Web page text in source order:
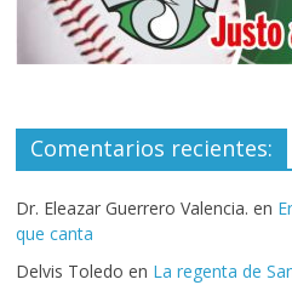
Comentarios recientes:
Dr. Eleazar Guerrero Valencia. en
que canta
Delvis Toledo en La regenta de